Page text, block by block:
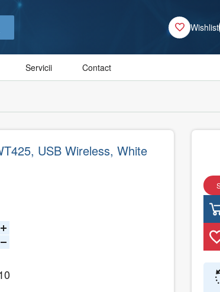
Wishlist
Servicii Contact
USB Wireless, White